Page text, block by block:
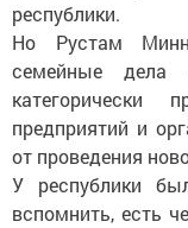
республики.
Но Рустам
семейные дела
категорически
предприятий и
от проведения
У республики
вспомнить, есть